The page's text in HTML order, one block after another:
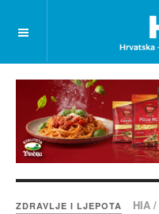
ZDRAVLJE I LJEPOTA HIA /